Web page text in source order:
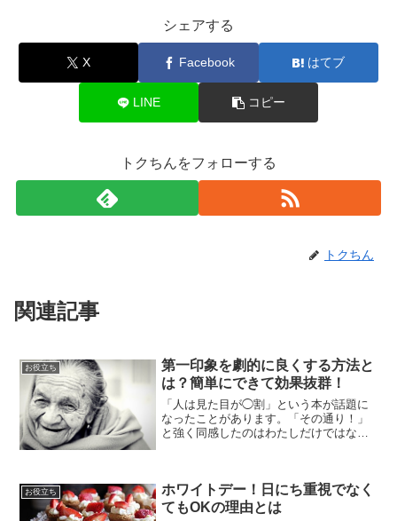
シェアする
X Facebook はてブ
LINE コピー
トクちんをフォローする
トクちん
関連記事
お役立ち
第一印象を劇的に良くする方法と
は？簡単にできて効果抜群！
「人は見た目が◯割」という本が話題に
なったことがあります。「その通り！」
と強く同感したのはわたしだけではない
法というものが存在するの...
お役立ち
ホワイトデー！日にち重視でなく
てもOKの理由とは